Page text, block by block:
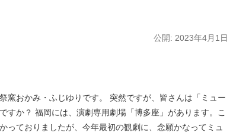
公開: 2023年4月1日
窯おかみ・ふじゆりです。 突然ですが、皆さんは「ミュー
すか？ 福岡には、演劇専用劇場「博多座」があります。こ
っておりましたが、今年最初の観劇に、念願かなってミュ